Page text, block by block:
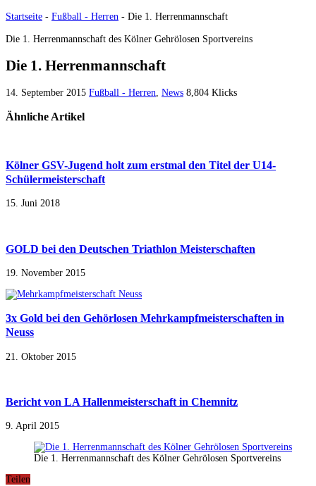
Startseite - Fußball - Herren - Die 1. Herrenmannschaft
Die 1. Herrenmannschaft des Kölner Gehrölosen Sportvereins
Die 1. Herrenmannschaft
14. September 2015 Fußball - Herren News 8,804 Klicks
Ähnliche Artikel
Kölner GSV-Jugend holt zum erstmal den Titel der U14-
Schülermeisterschaft
15. Juni 2018
GOLD bei den Deutschen Triathlon Meisterschaften
19. November 2015
3x Gold bei den Gehörlosen Mehrkampfmeisterschaften in
Neuss
21. Oktober 2015
Bericht von LA Hallenmeisterschaft in Chemnitz
9. April 2015
Die 1. Herrenmannschaft des Kölner Gehrölosen Sportvereins
Teilen